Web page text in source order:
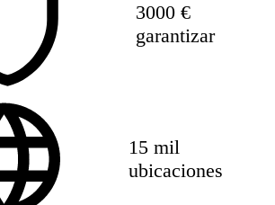
3000 €
garantizar
15 mil
ubicaciones